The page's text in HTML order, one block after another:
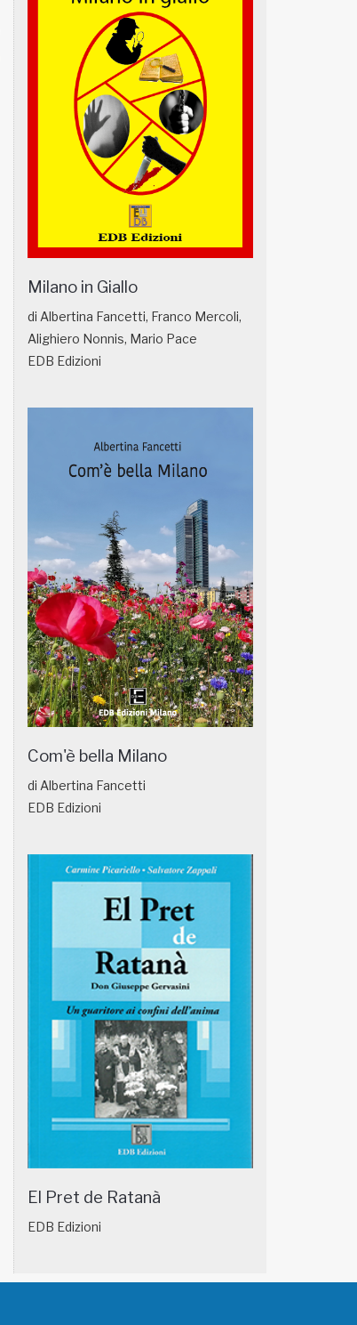
Milano in Giallo
di Albertina Fancetti, Franco Mercoli,
Alighiero Nonnis, Mario Pace
EDB Edizioni
Com'è bella Milano
di Albertina Fancetti
EDB Edizioni
El Pret de Ratanà
EDB Edizioni